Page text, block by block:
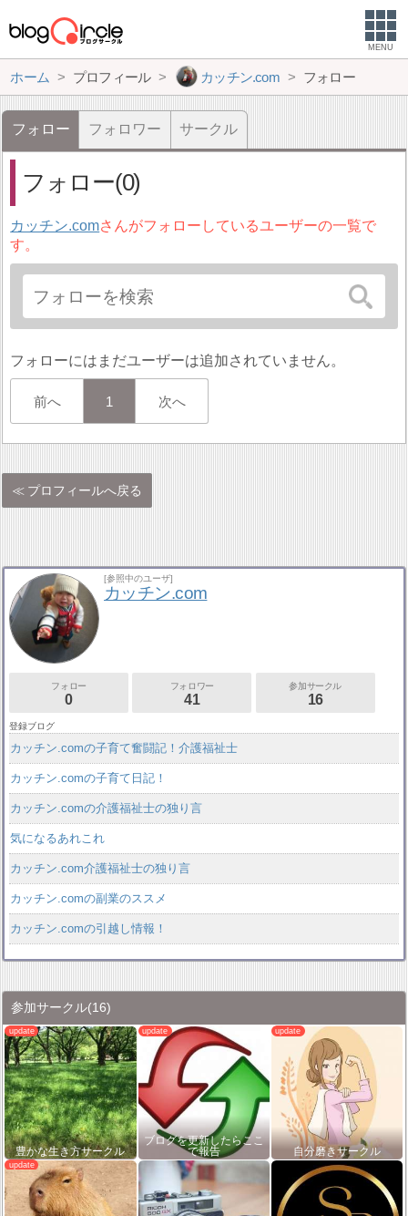
MENU
ホーム プロフィール カッチン.com フォロー
フォロー フォロワー サークル
フォロー(0)
カッチン.comさんがフォローしているユーザーの一覧で
す。
フォローにはまだユーザーは追加されていません。
前へ 1 次へ
プロフィールへ戻る
[参照中のユーザ]
カッチン.com
フォロー
0
フォロワー
41
参加サークル
16
登録ブログ
カッチン.comの子育て奮闘記！介護福祉士
カッチン.comの子育て日記！
カッチン.comの介護福祉士の独り言
気になるあれこれ
カッチン.com介護福祉士の独り言
カッチン.comの副業のススメ
カッチン.comの引越し情報！
参加サークル(16)
豊かな生き方サークル
ブログを更新したらここ
で報告
自分磨きサークル